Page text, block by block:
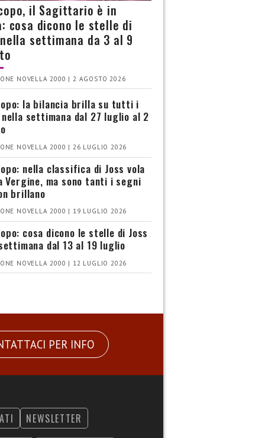
il Sagittario è in
cosa dicono le stelle di
settimana da 3 al 9
NOVELLA 2000 | 2 AGOSTO 2026
la bilancia brilla su tutti i
settimana dal 27 luglio al 2
NOVELLA 2000 | 26 LUGLIO 2026
nella classifica di Joss vola
Vergine, ma sono tanti i segni
brillano
NOVELLA 2000 | 19 LUGLIO 2026
cosa dicono le stelle di Joss
dal 13 al 19 luglio
NOVELLA 2000 | 12 LUGLIO 2026
PER INFO
NEWSLETTER